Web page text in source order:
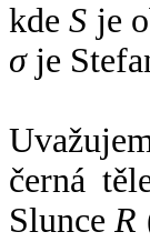
kdeS je
σje
černá
SlunceR